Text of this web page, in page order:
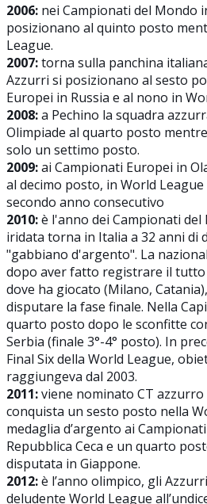
2006: nei Campionati del Mondo
posizionano al quinto posto
League.
2007:torna sulla panchina
Azzurri si posizionano al sesto
Europei in Russia e al nono in
2008:a Pechino la squadra
Olimpiade al quarto posto
solo un settimo posto.
2009:ai Campionati Europei in
al decimo posto, in World
secondo anno consecutivo
2010:è l'anno dei Campionati
iridata torna in Italia a 32 anni di
"gabbiano d'argento". La
dopo aver fatto registrare il
dove ha giocato (Milano,
disputare la fase finale. Nella
quarto posto dopo le sconfitte
Serbia (finale 3°-4° posto). In
Final Six della World League,
raggiungeva dal 2003.
2011:viene nominato CT
conquista un sesto posto nella
medaglia d’argento ai
Repubblica Ceca e un quarto
disputata in Giappone.
2012:è l’anno olimpico, gli
deludente World League